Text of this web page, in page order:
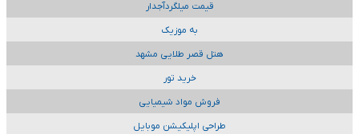
قیمت میلگردآجدار
به موزیک
هتل قصر طلایی مشهد
خرید تور
فروش مواد شیمیایی
طراحی اپلیکیشن موبایل